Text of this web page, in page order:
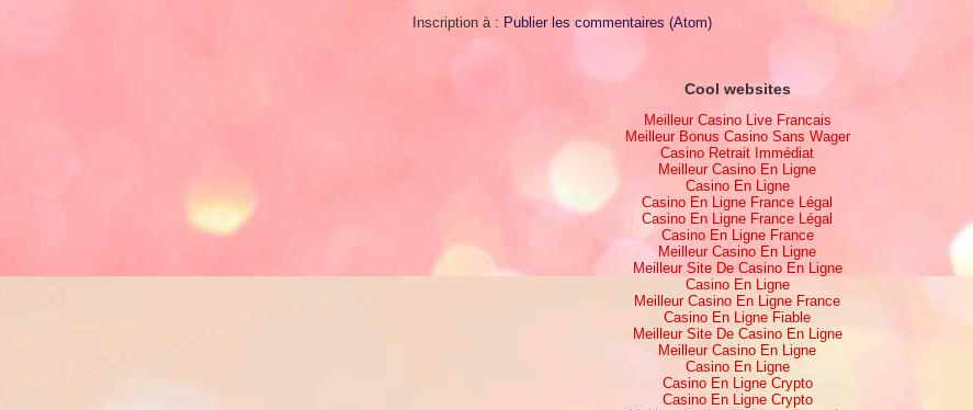
Inscription à : Publier les commentaires (Atom)
Cool websites
Meilleur Casino Live Francais
Meilleur Bonus Casino Sans Wager
Casino Retrait Immédiat
Meilleur Casino En Ligne
Casino En Ligne
Casino En Ligne France Légal
Casino En Ligne France Légal
Casino En Ligne France
Meilleur Casino En Ligne
Meilleur Site De Casino En Ligne
Casino En Ligne
Meilleur Casino En Ligne France
Casino En Ligne Fiable
Meilleur Site De Casino En Ligne
Meilleur Casino En Ligne
Casino En Ligne
Casino En Ligne Crypto
Casino En Ligne Crypto